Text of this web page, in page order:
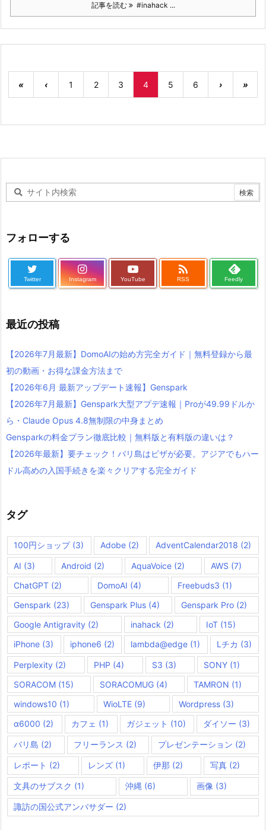
記事を読む #inahack ...
« ‹ 1 2 3 4 5 6 › »
フォローする
Twitter Instagram YouTube

RSS Feedly
最近の投稿
【2026年7月最新】DomoAIの始め方完全ガイド｜無料登録から最
初の動画・お得な課金方法まで
【2026年6月 最新アップデート速報】Genspark
【2026年7月最新】Genspark大型アプデ速報｜Proが49.99ドルか
ら・Claude Opus 4.8無制限の中身まとめ
Gensparkの料金プラン徹底比較｜無料版と有料版の違いは？
【2026年最新】要チェック！バリ島はビザが必要。アジアでもハー
ドル高めの入国手続きを楽々クリアする完全ガイド
タグ
100円ショップ(3) Adobe (2) AdventCalendar2018 (2)
AI (3) Android (2) AquaVoice(2) AWS (7)
ChatGPT (2) DomoAI (4) Freebuds3 (1)
Genspark (23) Genspark Plus (4) Genspark Pro(2)
Google Antigravity (2) inahack (2) IoT (15)
iPhone (3) iphone6 (2) lambda@edge (1) Lチカ (3)
Perplexity (2) PHP (4) S3 (3) SONY (1)
SORACOM (15) SORACOMUG (4) TAMRON (1)
windows10 (1) WioLTE(9) Wordpress (3)
α6000 (2) カフェ (1) ガジェット (10) ダイソー (3)
バリ島 (2) フリーランス (2) プレゼンテーション (2)
レポート (2) レンズ(1) 伊那 (2) 写真 (2)
文具のサブスク (1) 沖縄 (6) 画像 (3)
諏訪の国公式アンバサダー (2)